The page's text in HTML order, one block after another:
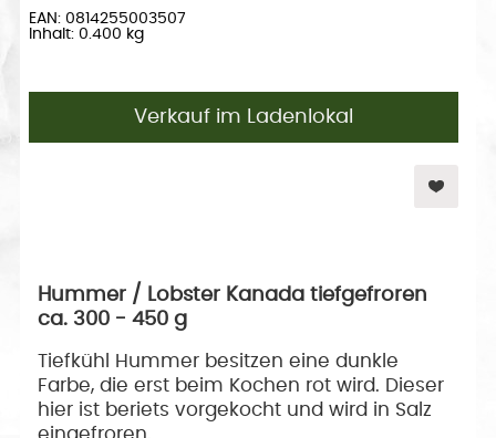
EAN: 0814255003507
Inhalt: 0.400 kg
Verkauf im Ladenlokal
Hummer / Lobster Kanada tiefgefroren
ca. 300 - 450 g
Tiefkühl Hummer besitzen eine dunkle
Farbe, die erst beim Kochen rot wird. Dieser
hier ist beriets vorgekocht und wird in Salz